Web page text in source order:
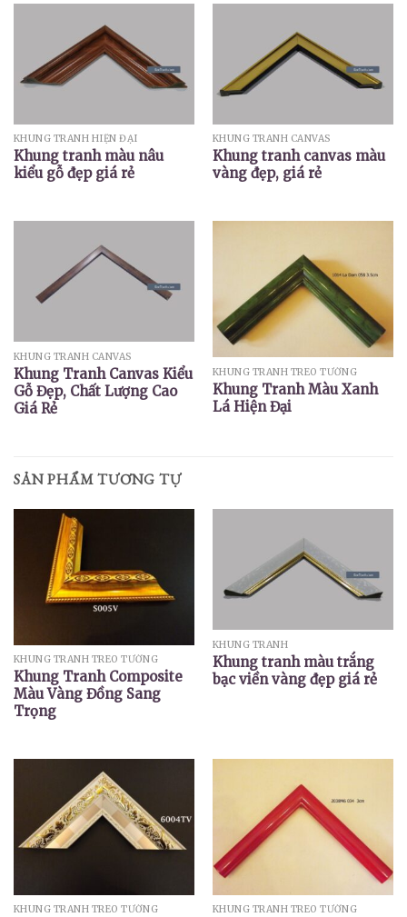
KHUNG TRANH HIỆN ĐẠI
Khung tranh màu nâu
kiểu gỗ đẹp giá rẻ
KHUNG TRANH CANVAS
Khung tranh canvas màu
vàng đẹp, giá rẻ
KHUNG TRANH CANVAS
Khung Tranh Canvas Kiểu
Gỗ Đẹp, Chất Lượng Cao
Giá Rẻ
KHUNG TRANH TREO TƯỜNG
Khung Tranh Màu Xanh
Lá Hiện Đại
SẢN PHẨM TƯƠNG TỰ
KHUNG TRANH TREO TƯỜNG
Khung Tranh Composite
Màu Vàng Đồng Sang
Trọng
KHUNG TRANH
Khung tranh màu trắng
bạc viền vàng đẹp giá rẻ
KHUNG TRANH TREO TƯỜNG KHUNG TRANH TREO TƯỜNG